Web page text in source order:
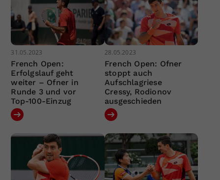
31.05.2023
French Open:
Erfolgslauf geht
weiter – Ofner in
Runde 3 und vor
Top-100-Einzug
28.05.2023
French Open: Ofner
stoppt auch
Aufschlagriese
Cressy, Rodionov
ausgeschieden